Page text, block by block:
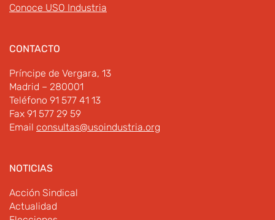
Conoce USO Industria
CONTACTO
Príncipe de Vergara, 13
Madrid – 280001
Teléfono 91 577 41 13
Fax 91 577 29 59
Email consultas@usoindustria.org
NOTICIAS
Acción Sindical
Actualidad